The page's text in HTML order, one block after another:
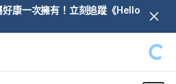
好康一次擁有！立刻追蹤《Hello